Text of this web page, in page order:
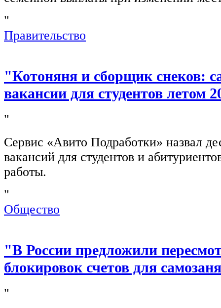
"
Правительство
"Котоняня и сборщик снеков:
вакансии для студентов летом
"
Сервис «Авито Подработки» назвал
вакансий для студентов и
работы.
"
Общество
"В России предложили
блокировок счетов для
"